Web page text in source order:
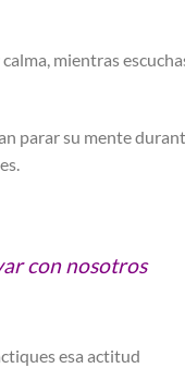
mientras
parar su mente
con nosotros
esa actitud